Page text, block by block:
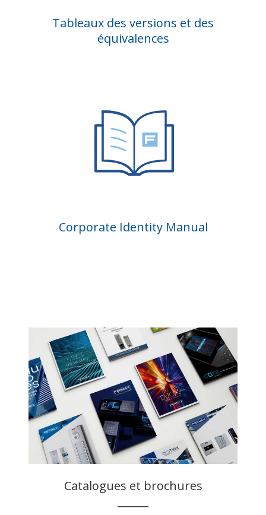
Tableaux des versions et des
équivalences
Corporate Identity Manual
Catalogues et brochures